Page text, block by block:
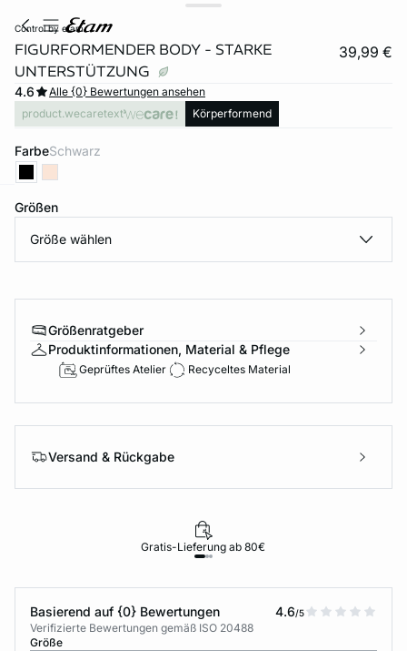
control by etam
FIGURFORMENDER BODY - STARKE
UNTERSTÜTZUNG
39,99 €
4.6
Alle {0} Bewertungen ansehen
product.wecaretext
Körperformend
Farbe schwarz
Größen
Größe wählen
Größenratgeber
Produktinformationen, Material & Pflege
Geprüftes Atelier Recyceltes Material
Versand & Rückgabe
Gratis-Lieferung ab 80€
Basierend auf {0} Bewertungen 4.6/5
Verifizierte Bewertungen gemäß ISO 20488
Größe